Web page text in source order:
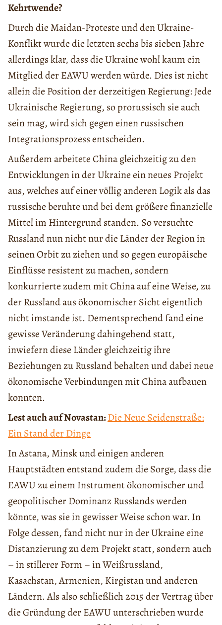
Kehrtwende?
Durch die Maidan-Proteste und den Ukraine-
Konflikt wurde die letzten sechs bis sieben Jahre
allerdings klar, dass die Ukraine wohl kaum ein
Mitglied der EAWU werden würde. Dies ist nicht
allein die Position der derzeitigen Regierung: Jede
Ukrainische Regierung, so prorussisch sie auch
sein mag, wird sich gegen einen russischen
Integrationsprozess entscheiden.
Außerdem arbeitete China gleichzeitig zu den
Entwicklungen in der Ukraine ein neues Projekt
aus, welches auf einer völlig anderen Logik als das
russische beruhte und bei dem größere finanzielle
Mittel im Hintergrund standen. So versuchte
Russland nun nicht nur die Länder der Region in
seinen Orbit zu ziehen und so gegen europäische
Einflüsse resistent zu machen, sondern
konkurrierte zudem mit China auf eine Weise, zu
der Russland aus ökonomischer Sicht eigentlich
nicht imstande ist. Dementsprechend fand eine
gewisse Veränderung dahingehend statt,
inwiefern diese Länder gleichzeitig ihre
Beziehungen zu Russland behalten und dabei neue
ökonomische Verbindungen mit China aufbauen
konnten.
Lest auch auf Novastan:Die Neue Seidenstraße:
Ein Stand der Dinge
In Astana, Minsk und einigen anderen
Hauptstädten entstand zudem die Sorge, dass die
EAWU zu einem Instrument ökonomischer und
geopolitischer Dominanz Russlands werden
könnte, was sie in gewisser Weise schon war. In
Folge dessen, fand nicht nur in der Ukraine eine
Distanzierung zu dem Projekt statt, sondern auch
– in stillerer Form – in Weißrussland,
Kasachstan, Armenien, Kirgistan und anderen
Ländern. Als also schließlich 2015 der Vertrag über
die Gründung der EAWU unterschrieben wurde